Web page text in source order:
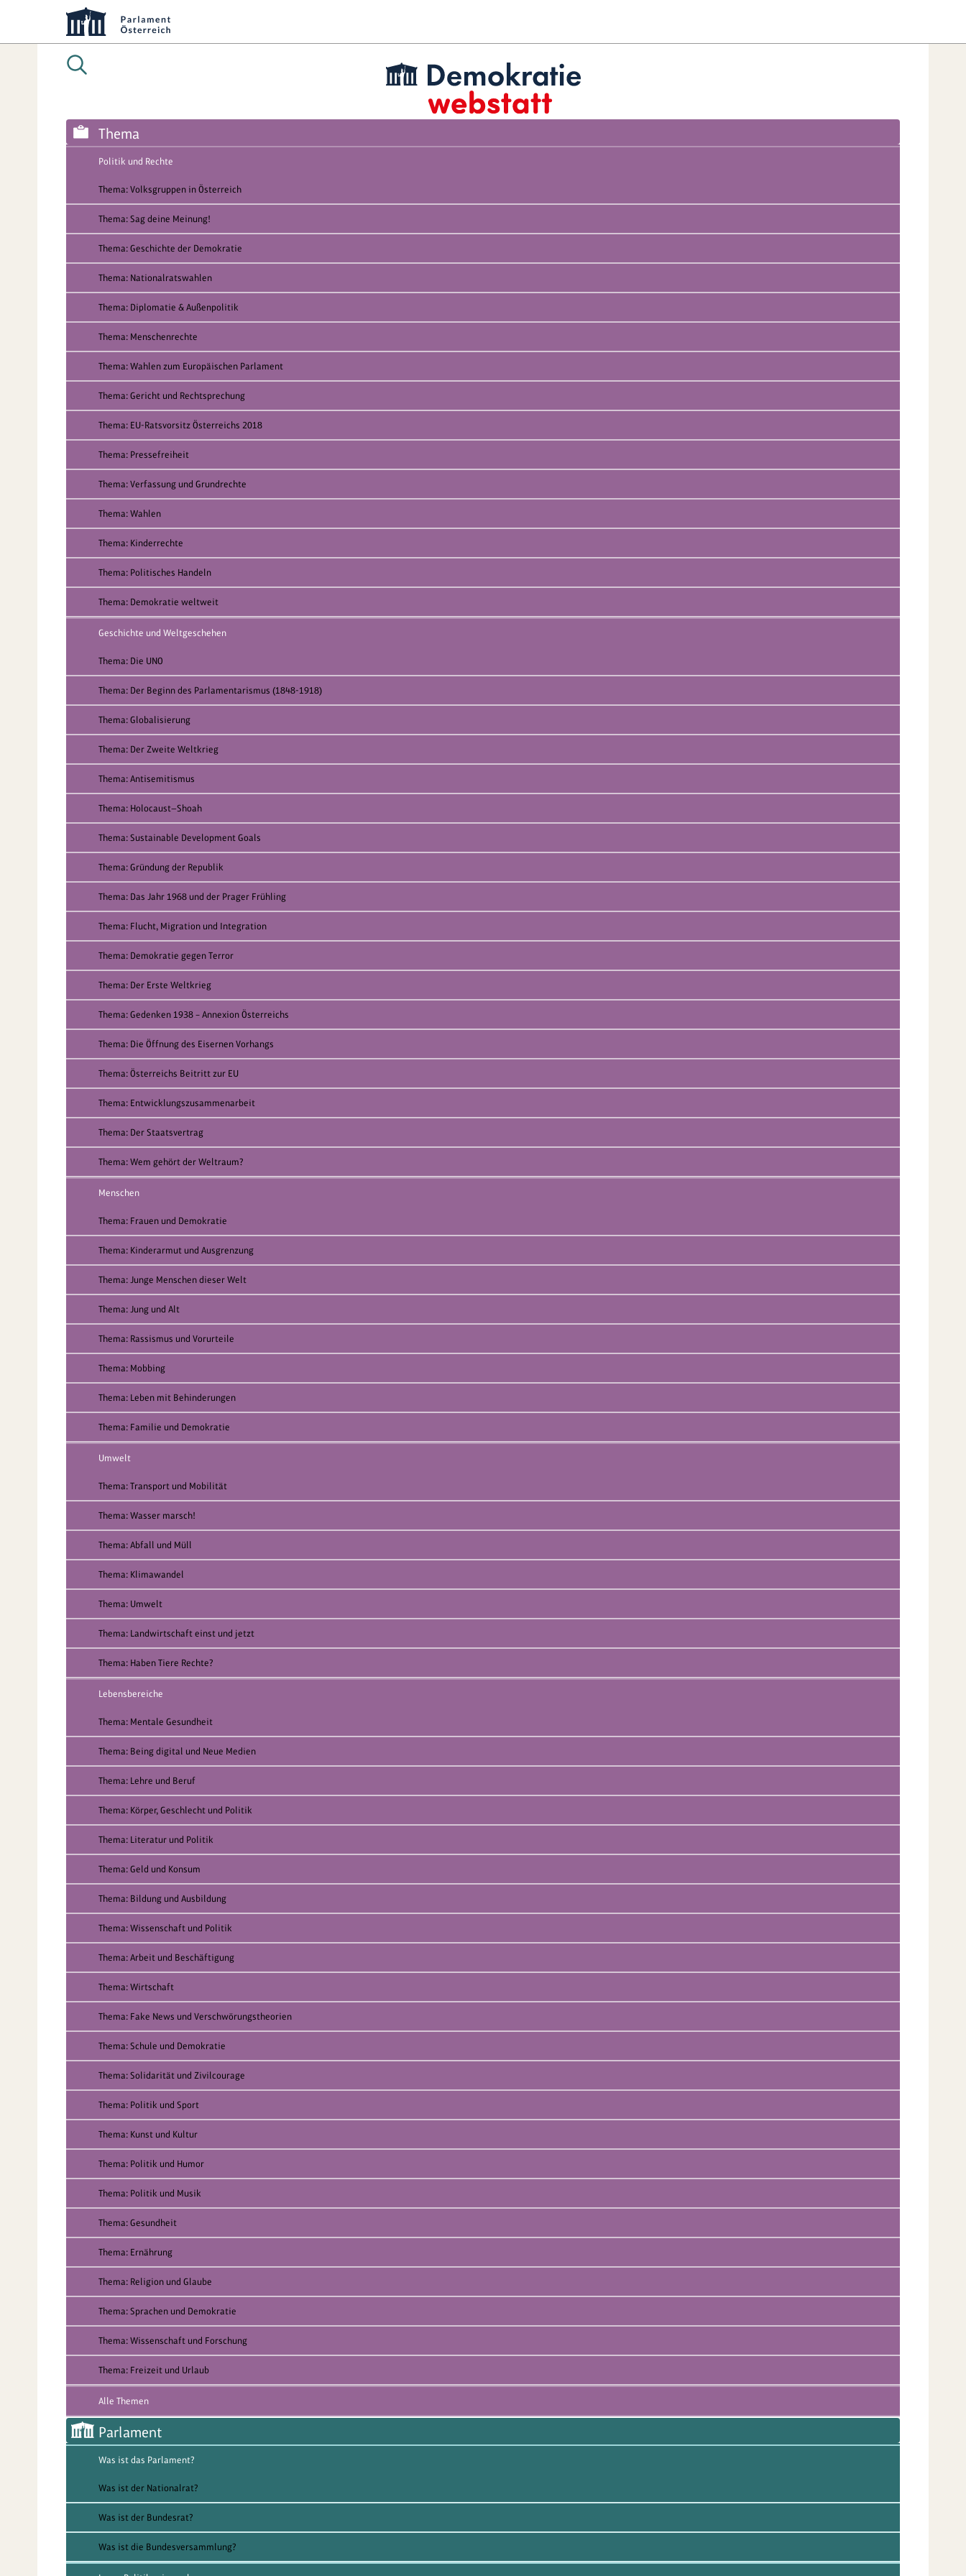
Thema
Politik und Rechte
Thema: Volksgruppen in Österreich
Thema: Sag deine Meinung!
Thema: Geschichte der Demokratie
Thema: Nationalratswahlen
Thema: Diplomatie & Außenpolitik
Thema: Menschenrechte
Thema: Wahlen zum Europäischen Parlament
Thema: Gericht und Rechtsprechung
Thema: EU-Ratsvorsitz Österreichs 2018
Thema: Pressefreiheit
Thema: Verfassung und Grundrechte
Thema: Wahlen
Thema: Kinderrechte
Thema: Politisches Handeln
Thema: Demokratie weltweit
Geschichte und Weltgeschehen
Thema: Die UNO
Thema: Der Beginn des Parlamentarismus (1848-1918)
Thema: Globalisierung
Thema: Der Zweite Weltkrieg
Thema: Antisemitismus
Thema: Holocaust—Shoah
Thema: Sustainable Development Goals
Thema: Gründung der Republik
Thema: Das Jahr 1968 und der Prager Frühling
Thema: Flucht, Migration und Integration
Thema: Demokratie gegen Terror
Thema: Der Erste Weltkrieg
Thema: Gedenken 1938 – Annexion Österreichs
Thema: Die Öffnung des Eisernen Vorhangs
Thema: Österreichs Beitritt zur EU
Thema: Entwicklungszusammenarbeit
Thema: Der Staatsvertrag
Thema: Wem gehört der Weltraum?
Menschen
Thema: Frauen und Demokratie
Thema: Kinderarmut und Ausgrenzung
Thema: Junge Menschen dieser Welt
Thema: Jung und Alt
Thema: Rassismus und Vorurteile
Thema: Mobbing
Thema: Leben mit Behinderungen
Thema: Familie und Demokratie
Umwelt
Thema: Transport und Mobilität
Thema: Wasser marsch!
Thema: Abfall und Müll
Thema: Klimawandel
Thema: Umwelt
Thema: Landwirtschaft einst und jetzt
Thema: Haben Tiere Rechte?
Lebensbereiche
Thema: Mentale Gesundheit
Thema: Being digital und Neue Medien
Thema: Lehre und Beruf
Thema: Körper, Geschlecht und Politik
Thema: Literatur und Politik
Thema: Geld und Konsum
Thema: Bildung und Ausbildung
Thema: Wissenschaft und Politik
Thema: Arbeit und Beschäftigung
Thema: Wirtschaft
Thema: Fake News und Verschwörungstheorien
Thema: Schule und Demokratie
Thema: Solidarität und Zivilcourage
Thema: Politik und Sport
Thema: Kunst und Kultur
Thema: Politik und Humor
Thema: Politik und Musik
Thema: Gesundheit
Thema: Ernährung
Thema: Religion und Glaube
Thema: Sprachen und Demokratie
Thema: Wissenschaft und Forschung
Thema: Freizeit und Urlaub
Alle Themen
Parlament
Was ist das Parlament?
Was ist der Nationalrat?
Was ist der Bundesrat?
Was ist die Bundesversammlung?